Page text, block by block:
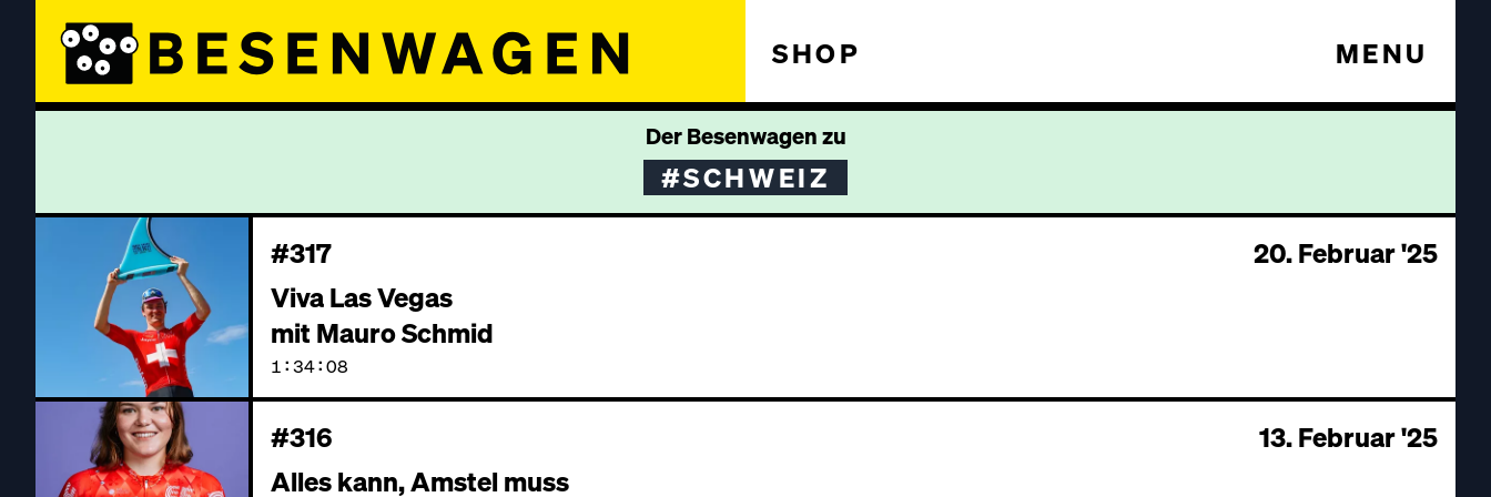
SHOP MENU
Der Besenwagen zu
#SCHWEIZ
#317
20. Februar '25
Viva Las Vegas
mit Mauro Schmid
1:34:08
#316
13. Februar '25
Alles kann, Amstel muss